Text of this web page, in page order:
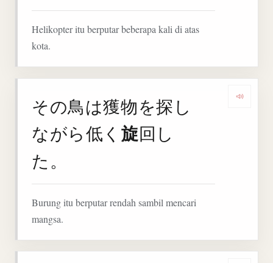
Helikopter itu berputar beberapa kali di atas
kota.
その鳥は獲物を探し
ながら低く 旋回し
た。
Burung itu berputar rendah sambil mencari
mangsa.